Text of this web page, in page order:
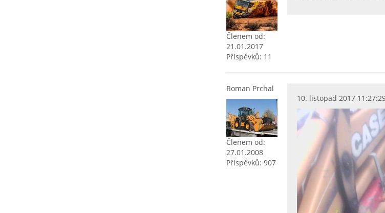
Členem od:
21.01.2017
Příspěvků: 11
Roman Prchal
Členem od:
27.01.2008
Příspěvků: 907
10. listopad 2017